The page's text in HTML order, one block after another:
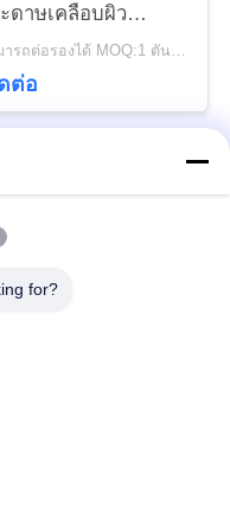
ดาษเคลือบผิว
สำหรับ
สามารถต่อรองได้ MOQ:1 ตันสำหรับขนาดมาตรฐานและ 5 ตันสำหรับขนาดพิเศษ
ต่อ
ตาลfor?